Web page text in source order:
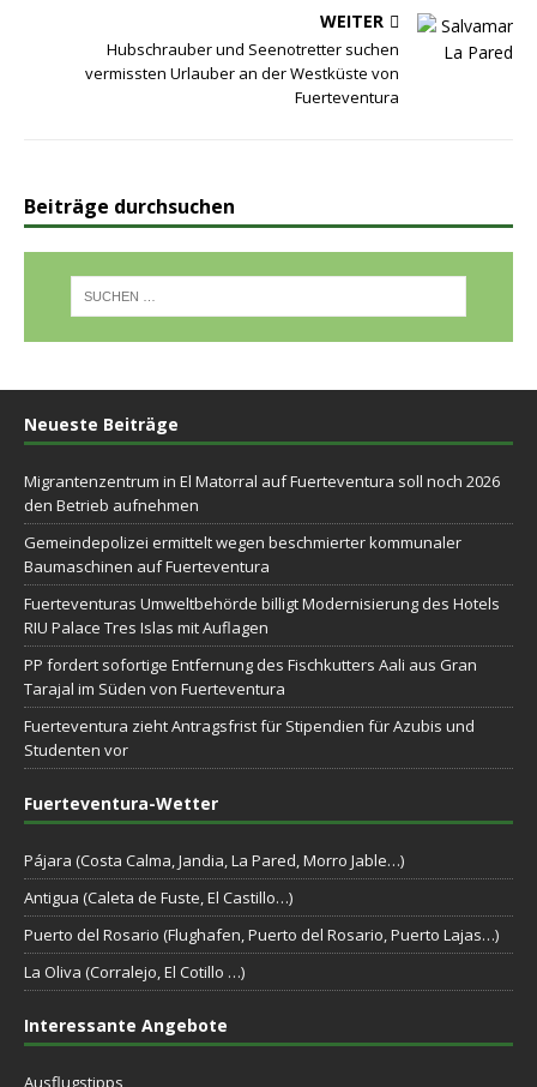
WEITER
Hubschrauber und Seenotretter suchen
vermissten Urlauber an der Westküste von
Fuerteventura
Beiträge durchsuchen
Neueste Beiträge
Migrantenzentrum in El Matorral auf Fuerteventura soll noch 2026
den Betrieb aufnehmen
Gemeindepolizei ermittelt wegen beschmierter kommunaler
Baumaschinen auf Fuerteventura
Fuerteventuras Umweltbehörde billigt Modernisierung des Hotels
RIU Palace Tres Islas mit Auflagen
PP fordert sofortige Entfernung des Fischkutters Aali aus Gran
Tarajal im Süden von Fuerteventura
Fuerteventura zieht Antragsfrist für Stipendien für Azubis und
Studenten vor
Fuerteventura-Wetter
Pájara (Costa Calma, Jandia, La Pared, Morro Jable…)
Antigua (Caleta de Fuste, El Castillo…)
Puerto del Rosario (Flughafen, Puerto del Rosario, Puerto Lajas…)
La Oliva (Corralejo, El Cotillo …)
Interessante Angebote
Ausflugstipps